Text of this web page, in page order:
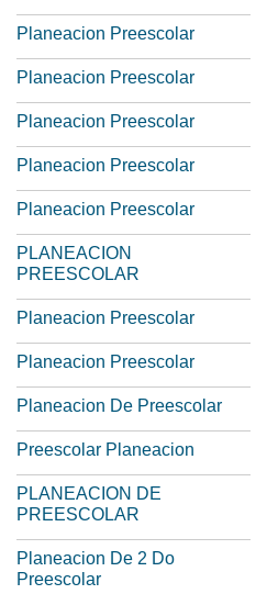
Planeacion Preescolar
Planeacion Preescolar
Planeacion Preescolar
Planeacion Preescolar
Planeacion Preescolar
PLANEACION
PREESCOLAR
Planeacion Preescolar
Planeacion Preescolar
Planeacion De Preescolar
Preescolar Planeacion
PLANEACION DE
PREESCOLAR
Planeacion De 2 Do
Preescolar